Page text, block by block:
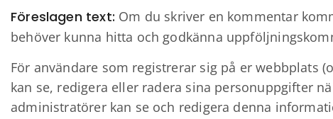
Föreslagen text: Om du skriver en kommentar
behöver kunna hitta och godkänna
För användare som registrerar sig på er webbplats
kan se, redigera eller radera sina personuppgifter
administratörer kan se och redigera denna